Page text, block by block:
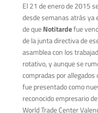
El 21 de enero de 2015
desde semanas atrás ya
de queNotitardefue
de la junta directiva de
asamblea con los
rotativo, y aunque se
compradas por allegados
fue presentado como
reconocido empresario
World Trade Center